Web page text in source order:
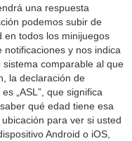
una respuesta
podemos subir de
en todos los minijuegos
y nos indica
comparable al que
la declaración de
„ASL”, que significa
qué edad tiene esa
para ver si usted
Android o iOS,